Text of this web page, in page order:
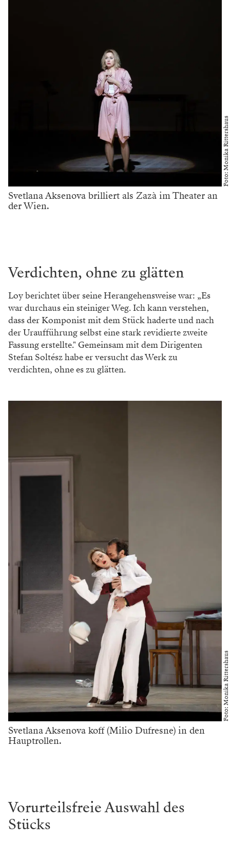
Foto: Monika Rittershaus
Svetlana Aksenova brilliert als Zazà im Theater an
der Wien.
Verdichten, ohne zu glätten
Loy berichtet über seine Herangehensweise war: „Es
war durchaus ein steiniger Weg. Ich kann verstehen,
dass der Komponist mit dem Stück haderte und nach
der Uraufführung selbst eine stark revidierte zweite
Fassung erstellte." Gemeinsam mit dem Dirigenten
Stefan Soltész habe er versucht das Werk zu
verdichten, ohne es zu glätten.
Foto: Monika Rittershaus
Svetlana Aksenova koff (Milio Dufresne) in den
Hauptrollen.
Vorurteilsfreie Auswahl des
Stücks